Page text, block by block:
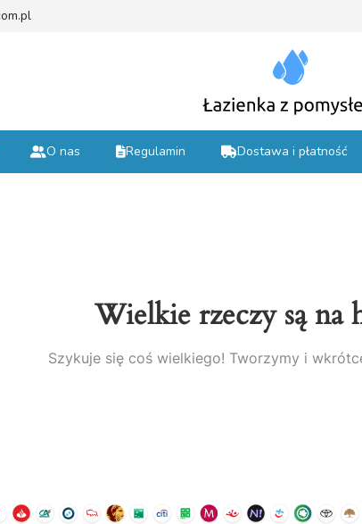
O nas Regulamin Dostawa i płatność
Wielkie rzeczy są na
Szykuje się coś wielkiego! Tworzymy i